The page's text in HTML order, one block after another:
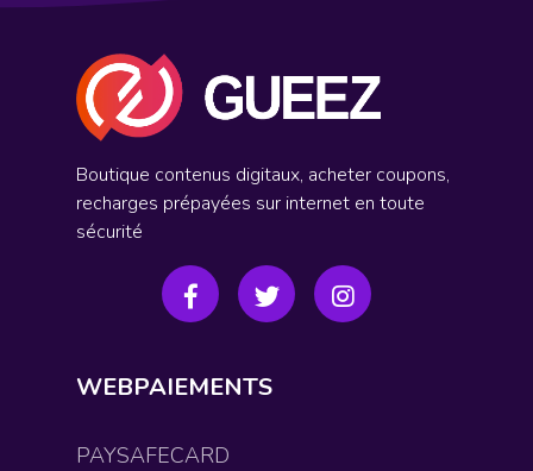
Boutique contenus digitaux, acheter coupons,
recharges prépayées sur internet en toute
sécurité
WEBPAIEMENTS
PAYSAFECARD